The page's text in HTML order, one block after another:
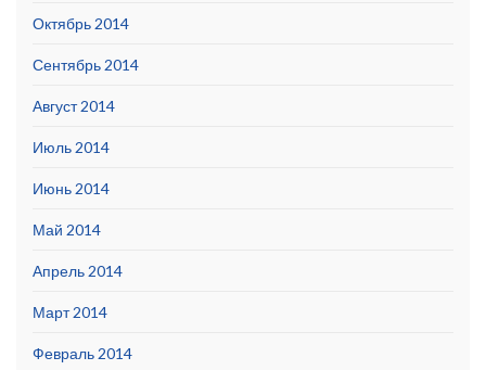
Октябрь 2014
Сентябрь 2014
Август 2014
Июль 2014
Июнь 2014
Май 2014
Апрель 2014
Март 2014
Февраль 2014